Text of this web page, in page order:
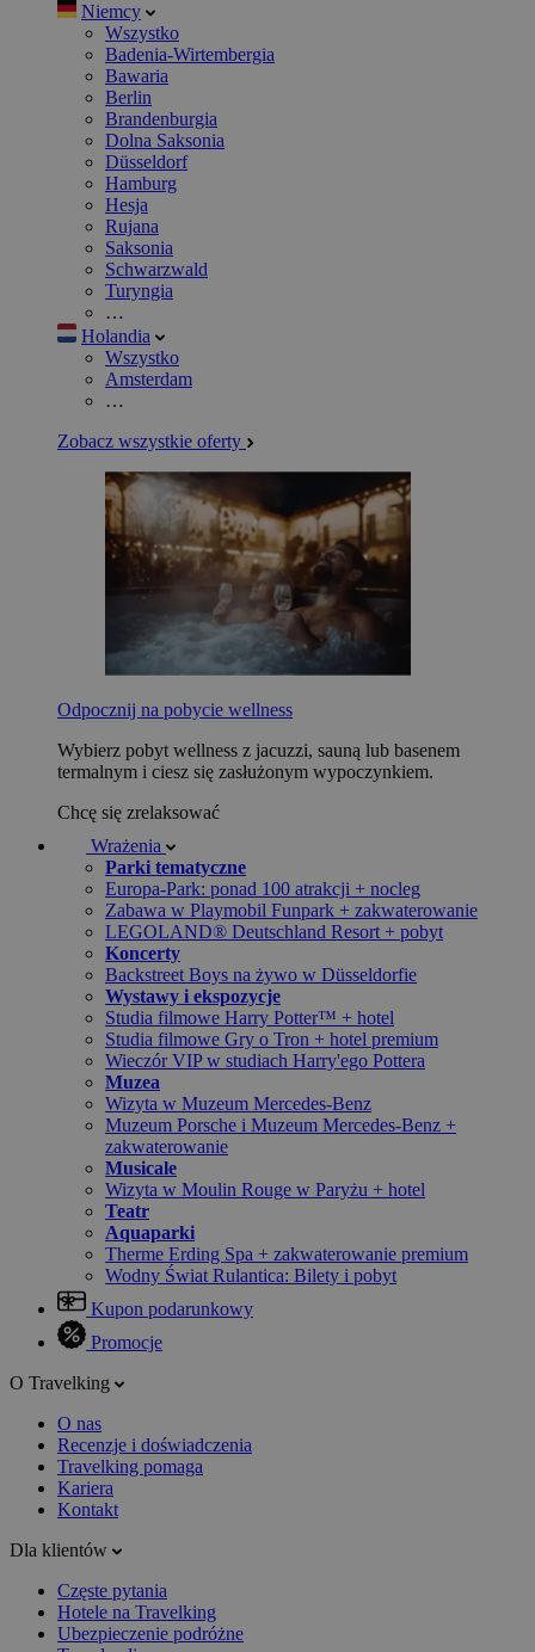
Niemcy
Wszystko
Badenia-Wirtembergia
Bawaria
Berlin
Brandenburgia
Dolna Saksonia
Düsseldorf
Hamburg
Hesja
Rujana
Saksonia
Schwarzwald
Turyngia
…
Holandia
Wszystko
Amsterdam
…
Zobacz wszystkie oferty
Odpocznij na pobycie wellness
Wybierz pobyt wellness z jacuzzi, sauną lub basenem
termalnym i ciesz się zasłużonym wypoczynkiem.
Chcę się zrelaksować
Wrażenia
Parki tematyczne
Europa-Park: ponad 100 atrakcji + nocleg
Zabawa w Playmobil Funpark + zakwaterowanie
LEGOLAND® Deutschland Resort + pobyt
Koncerty
Backstreet Boys na żywo w Düsseldorfie
Wystawy i ekspozycje
Studia filmowe Harry Potter™ + hotel
Studia filmowe Gry o Tron + hotel premium
Wieczór VIP w studiach Harry'ego Pottera
Muzea
Wizyta w Muzeum Mercedes-Benz
Muzeum Porsche i Muzeum Mercedes-Benz +
zakwaterowanie
Musicale
Wizyta w Moulin Rouge w Paryżu + hotel
Teatr
Aquaparki
Therme Erding Spa + zakwaterowanie premium
Wodny Świat Rulantica: Bilety i pobyt
Kupon podarunkowy
Promocje
O Travelking
O nas
Recenzje i doświadczenia
Travelking pomaga
Kariera
Kontakt
Dla klientów
Częste pytania
Hotele na Travelking
Ubezpieczenie podróżne